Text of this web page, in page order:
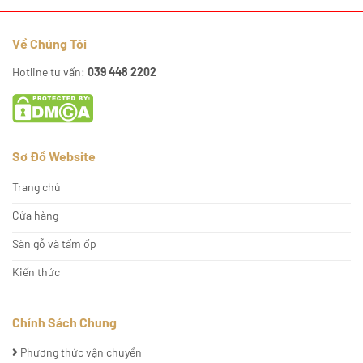
Về Chúng Tôi
Hotline tư vấn: 039 448 2202
Sơ Đồ Website
Trang chủ
Cửa hàng
Sàn gỗ và tấm ốp
Kiến thức
Chính Sách Chung
Phương thức vận chuyển